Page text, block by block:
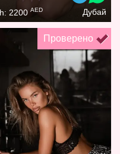
2200 AED Дубай
Проверено